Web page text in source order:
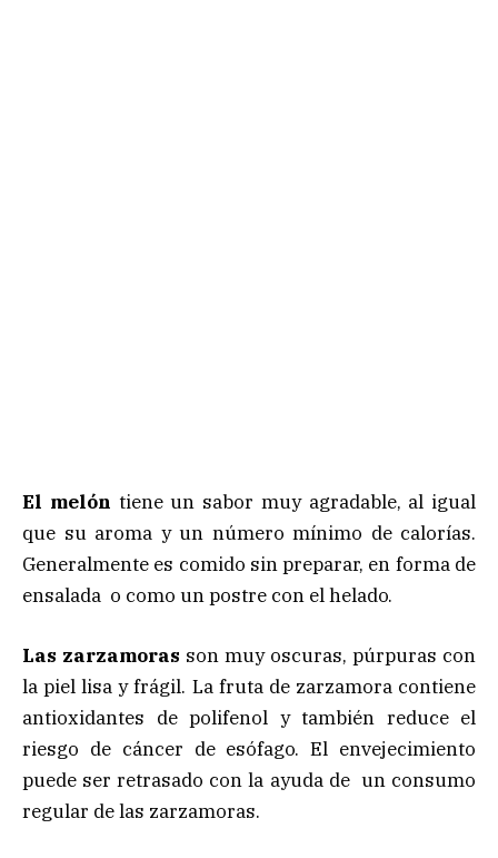
El melón tiene un sabor muy agradable, al igual
que su aroma y un número mínimo de calorías.
Generalmente es comido sin preparar, en forma de
ensalada o como un postre con el helado.
Las zarzamoras son muy oscuras, púrpuras con
la piel lisa y frágil. La fruta de zarzamora contiene
antioxidantes de polifenol y también reduce el
riesgo de cáncer de esófago. El envejecimiento
puede ser retrasado con la ayuda de un consumo
regular de las zarzamoras.